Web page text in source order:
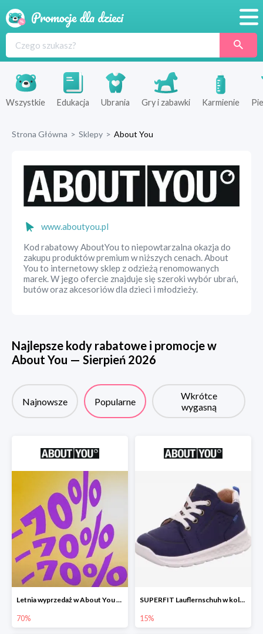
Produkty
Sklepy
Wszystkie Edukacja Ubrania Gry i zabawki Karmienie
Strona Główna > Sklepy > About You
www.aboutyou.pl
Kod rabatowy AboutYou to niepowtarzalna okazja do
zakupu produktów premium w niższych cenach. About
You to internetowy sklep z odzieżą renomowanych
marek. W jego ofercie znajduje się szeroki wybór ubrań,
butów oraz akcesoriów dla dzieci i młodzieży.
Najlepsze kody rabatowe i promocje w
About You — Sierpień 2026
Najnowsze Popularne
Wkrótce
wygasną
Letnia wyprzedaż w About You do -70%
70%
SUPERFIT Lauflernschuh w kolorze Niebieski -15%
15%